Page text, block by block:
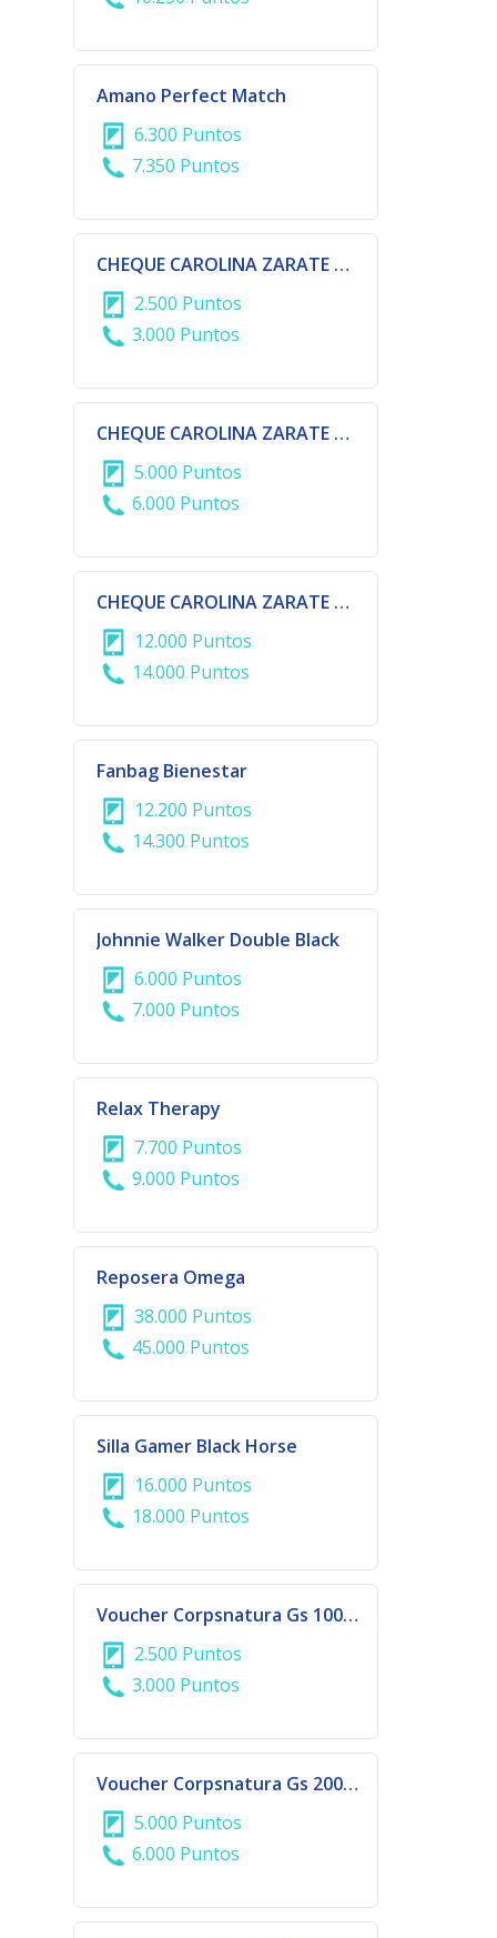
Amano Perfect Match
6.300 Puntos
7.350 Puntos
CHEQUE CAROLINA ZARATE Gs 100.000
2.500 Puntos
3.000 Puntos
CHEQUE CAROLINA ZARATE Gs 200.000
5.000 Puntos
6.000 Puntos
CHEQUE CAROLINA ZARATE Gs 500.000
12.000 Puntos
14.000 Puntos
Fanbag Bienestar
12.200 Puntos
14.300 Puntos
Johnnie Walker Double Black
6.000 Puntos
7.000 Puntos
Relax Therapy
7.700 Puntos
9.000 Puntos
Reposera Omega
38.000 Puntos
45.000 Puntos
Silla Gamer Black Horse
16.000 Puntos
18.000 Puntos
Voucher Corpsnatura Gs 100.000
2.500 Puntos
3.000 Puntos
Voucher Corpsnatura Gs 200.000
5.000 Puntos
6.000 Puntos